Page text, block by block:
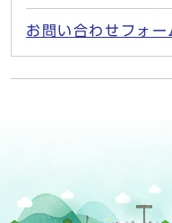
お問い合わせフォー